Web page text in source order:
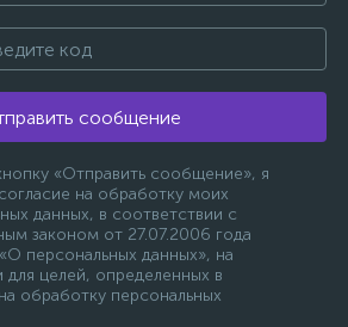
сообщение
«Отправить сообщение», я
на обработку моих
данных, в соответствии с
законом от 27.07.2006 года
персональных данных», на
для целей, определенных в
обработку персональных